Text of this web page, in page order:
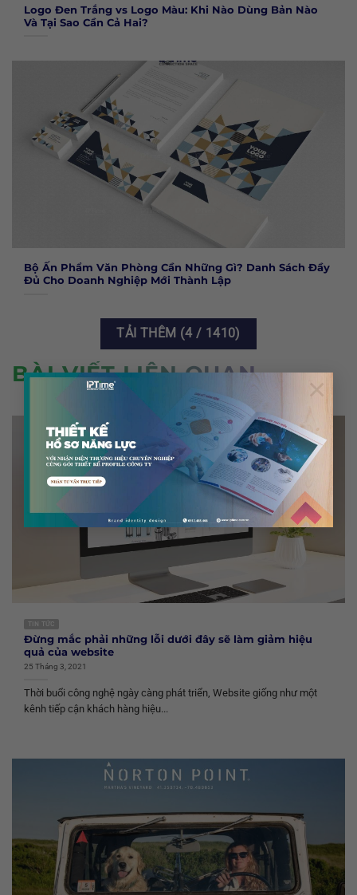
×
Logo Đen Trắng vs Logo Màu: Khi Nào Dùng Bản Nào
Và Tại Sao Cần Cả Hai?
Bộ Ấn Phẩm Văn Phòng Cần Những Gì? Danh Sách Đầy
Đủ Cho Doanh Nghiệp Mới Thành Lập
TẢI THÊM (4/ 1410)
BÀI VIẾT LIÊN QUAN
TIN TỨC
Đừng mắc phải những lỗi dưới đây sẽ làm giảm hiệu
quả của website
25 Tháng 3, 2021
Thời buổi công nghệ ngày càng phát triển, Website giống như một
kênh tiếp cận khách hàng hiệu...